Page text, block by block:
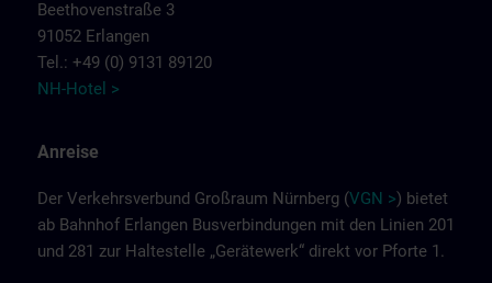
Beethovenstraße 3
91052 Erlangen
Tel.: +49 (0) 9131 89120
NH-Hotel >
Anreise
Der Verkehrsverbund Großraum Nürnberg (VGN >) bietet
ab Bahnhof Erlangen Busverbindungen mit den Linien 201
und 281 zur Haltestelle „Gerätewerk“ direkt vor Pforte 1.